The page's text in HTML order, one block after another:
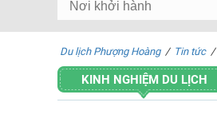
Du lịch Phượng Hoàng / Tin tức /
KINH NGHIỆM DU LỊCH